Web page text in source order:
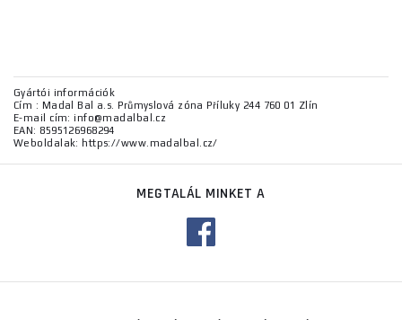
Gyártói információk
Cím : Madal Bal a.s. Průmyslová zóna Příluky 244 760 01 Zlín
E-mail cím: info@madalbal.cz
EAN: 8595126968294
Weboldalak: https://www.madalbal.cz/
MEGTALÁL MINKET A